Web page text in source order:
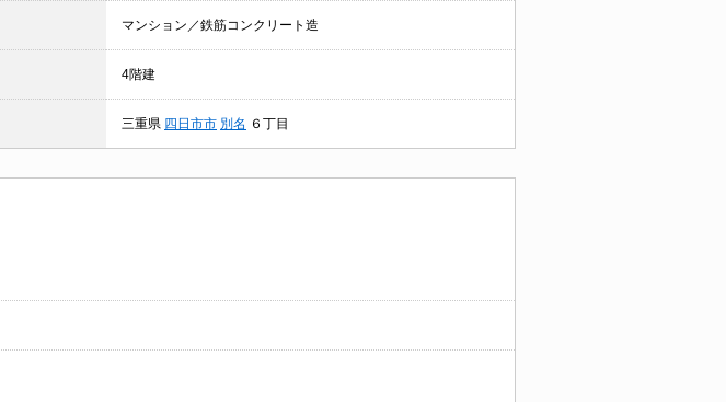
マンション／鉄筋コンクリート造
4階建
三重県 四日市市 別名 ６丁目